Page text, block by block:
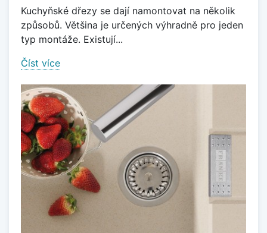
Kuchyňské dřezy se dají namontovat na několik
způsobů. Většina je určených výhradně pro jeden
typ montáže. Existují...
Číst více